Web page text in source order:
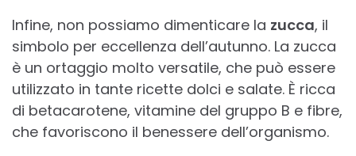
Infine, non possiamo dimenticare la zucca, il
simbolo per eccellenza dell’autunno. La zucca
è un ortaggio molto versatile, che può essere
utilizzato in tante ricette dolci e salate. È ricca
di betacarotene, vitamine del gruppo B e fibre,
che favoriscono il benessere dell’organismo.